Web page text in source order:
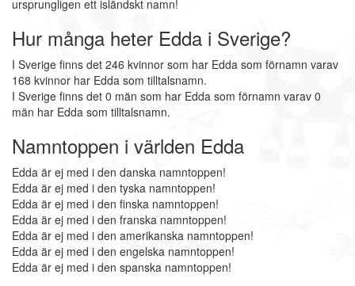
ursprungligen ett isländskt namn!
Hur många heter Edda i Sverige?
I Sverige finns det 246 kvinnor som har Edda som förnamn varav
168 kvinnor har Edda som tilltalsnamn.
I Sverige finns det 0 män som har Edda som förnamn varav 0
män har Edda som tilltalsnamn.
Namntoppen i världen Edda
Edda är ej med i den danska namntoppen!
Edda är ej med i den tyska namntoppen!
Edda är ej med i den finska namntoppen!
Edda är ej med i den franska namntoppen!
Edda är ej med i den amerikanska namntoppen!
Edda är ej med i den engelska namntoppen!
Edda är ej med i den spanska namntoppen!